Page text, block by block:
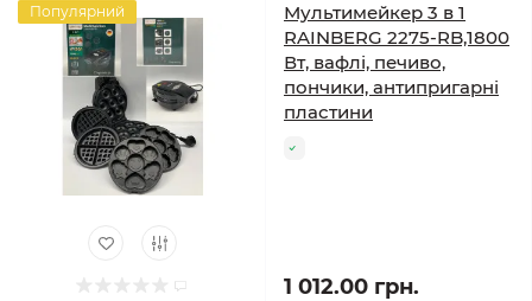
Популярний
Мультимейкер 3 в 1
RAINBERG 2275-RB,1800
Вт, вафлі, печиво,
пончики, антипригарні
пластини
1 012.00 грн.